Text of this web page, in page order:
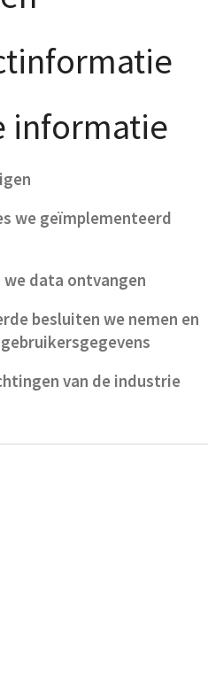
informatie
we geïmplementeerd
data ontvangen
besluiten we nemen en
van de industrie